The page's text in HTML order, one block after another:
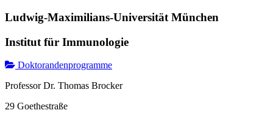
Ludwig-Maximilians-Universität München
Institut für Immunologie
Doktorandenprogramme
Professor Dr. Thomas Brocker
29 Goethestraße